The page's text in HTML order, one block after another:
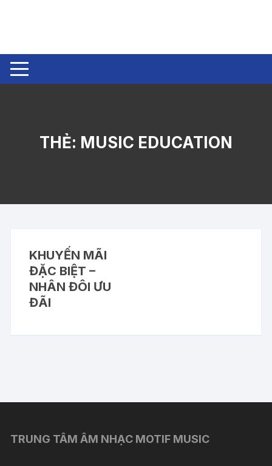
THẺ: MUSIC EDUCATION
KHUYẾN MÃI
ĐẶC BIỆT –
NHÂN ĐÔI ƯU
ĐÃI
TRUNG TÂM ÂM NHẠC MOTIF MUSIC